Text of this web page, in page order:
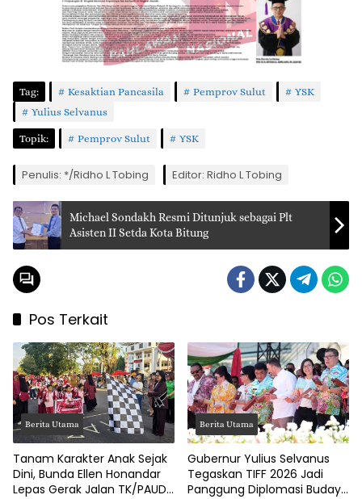
Tag: Kesaktian Pancasila Pemprov Sulut
YSK
Yulius Selvanus
Topik: Pemprov Sulut YSK
Penulis: */Ridho L Tobing Editor: Ridho L Tobing
Michael Sondakh Resmi Ditunjuk sebagai Plt
Asisten II Setda Kota Bitung
Pos Terkait
Berita Utama
Tanam Karakter Anak Sejak
Dini, Bunda Ellen Honandar
Lepas Gerak Jalan TK/PAUD
Berita Utama
Gubernur Yulius Selvanus
Tegaskan TIFF 2026 Jadi
Panggung Diplomasi Budaya